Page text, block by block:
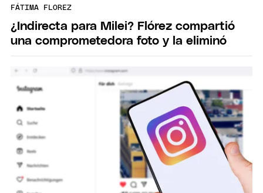
FÁTIMA FLOREZ
¿Indirecta para Milei? Flórez compartió
una comprometedora foto y la eliminó